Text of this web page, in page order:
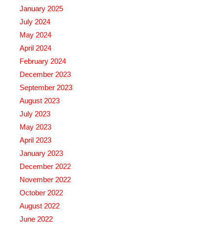
January 2025
July 2024
May 2024
April 2024
February 2024
December 2023
September 2023
August 2023
July 2023
May 2023
April 2023
January 2023
December 2022
November 2022
October 2022
August 2022
June 2022